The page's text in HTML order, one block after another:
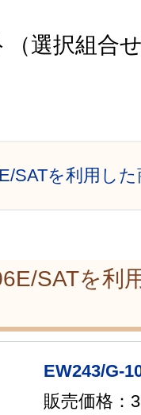
選択組合
SATを利用し
SATを利
EW243/G-
販売価格：